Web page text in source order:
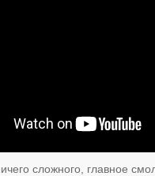
сложного, главное